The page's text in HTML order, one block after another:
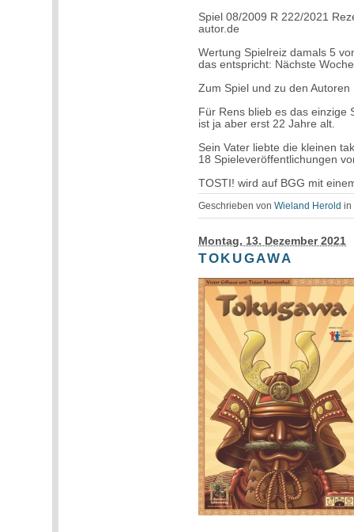
Spiel 08/2009 R 222/2021
autor.de
Wertung Spielreiz damals 5
das entspricht: Nächste
Zum Spiel und zu den Autoren
Für Rens blieb es das einzige
ist ja aber erst 22 Jahre alt.
Sein Vater liebte die kleinen
18 Spieleveröffentlichungen
TOSTI! wird auf BGG mit
Geschrieben vonWieland Herold in
Montag, 13. Dezember 2021
TOKUGAWA